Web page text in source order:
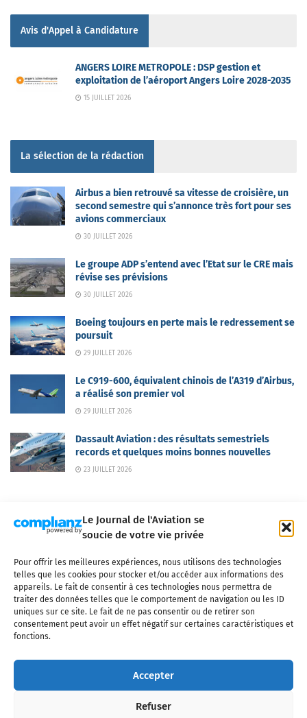
Le Journal de l'Aviation se
soucie de votre vie privée
Pour offrir les meilleures expériences, nous utilisons des technologies
telles que les cookies pour stocker et/ou accéder aux informations des
appareils. Le fait de consentir à ces technologies nous permettra de
traiter des données telles que le comportement de navigation ou les ID
uniques sur ce site. Le fait de ne pas consentir ou de retirer son
consentement peut avoir un effet négatif sur certaines caractéristiques et
fonctions.
Accepter
Refuser
Avis d'Appel à Candidature
ANGERS LOIRE METROPOLE : DSP gestion et
exploitation de l’aéroport Angers Loire 2028-2035
15 JUILLET 2026
La sélection de la rédaction
Airbus a bien retrouvé sa vitesse de croisière, un
second semestre qui s’annonce très fort pour ses
avions commerciaux
30 JUILLET 2026
Le groupe ADP s’entend avec l’Etat sur le CRE mais
révise ses prévisions
30 JUILLET 2026
Boeing toujours en perte mais le redressement se
poursuit
29 JUILLET 2026
Le C919-600, équivalent chinois de l’A319 d’Airbus,
a réalisé son premier vol
29 JUILLET 2026
Dassault Aviation : des résultats semestriels
records et quelques moins bonnes nouvelles
23 JUILLET 2026
Qui sommes-nous ? Nous contacter
Partenaires
Mentions légales
CGV Politique de confidentialité Cookies
l'industrie aéronautique, l'aviation commerciale, l'aviation d'affaires, les
services MRO et après-vente, le financement et la location d'aéronefs
civils, l'aéronautique de défense et l'industrie spatiale. Toute reproduction,